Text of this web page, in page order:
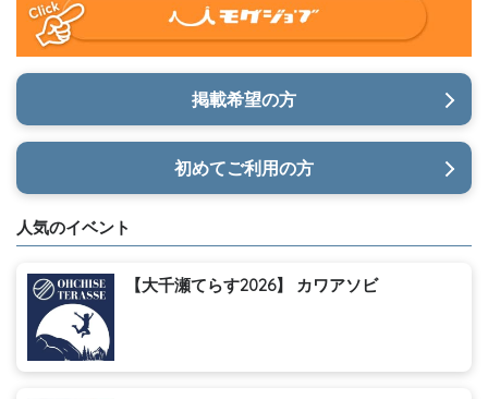
掲載希望の方
初めてご利用の方
人気のイベント
【大千瀬てらす2026】 カワアソビ